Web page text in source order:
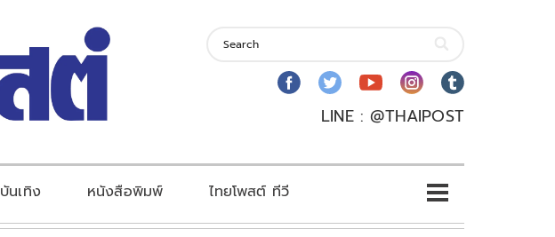
LINE : @THAIPOST
บันเทิง หนังสือพิมพ์ ไทยโพสต์ ทีวี